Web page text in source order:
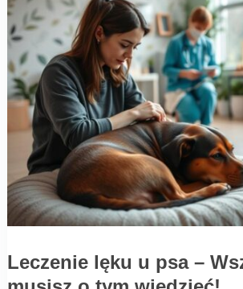
Leczenie lęku u psa –